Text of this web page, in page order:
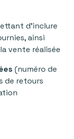
d'inclure
ainsi
vente réalisée
(numéro de
de retours